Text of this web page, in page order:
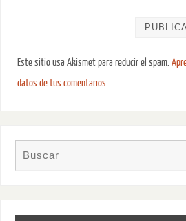
Este sitio usa Akismet para reducir el spam.
datos de tus comentarios.